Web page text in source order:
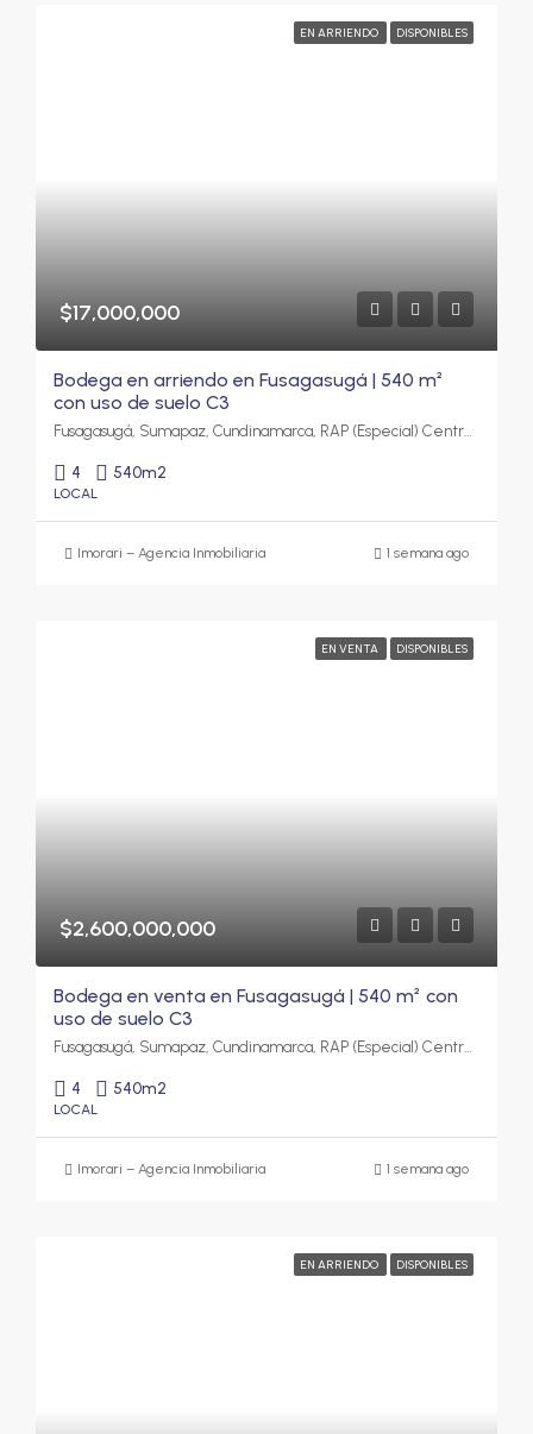
EN ARRIENDO DISPONIBLES
$17,000,000
Bodega en arriendo en Fusagasugá | 540 m²
con uso de suelo C3
Fusagasugá, Sumapaz, Cundinamarca, RAP (Especial) Central, Colombia
4 540m2
LOCAL
Imorari – Agencia Inmobiliaria 1 semana ago
EN VENTA DISPONIBLES
$2,600,000,000
Bodega en venta en Fusagasugá | 540 m² con
uso de suelo C3
Fusagasugá, Sumapaz, Cundinamarca, RAP (Especial) Central, Colombia
4 540m2
LOCAL
Imorari – Agencia Inmobiliaria 1 semana ago
EN ARRIENDO DISPONIBLES